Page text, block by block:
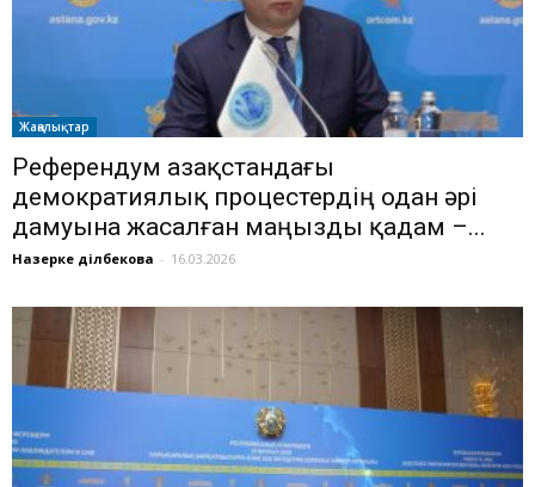
Жаңалықтар
Референдум Қазақстандағы
демократиялық процестердің одан әрі
дамуына жасалған маңызды қадам –...
Назерке Әділбекова - 16.03.2026